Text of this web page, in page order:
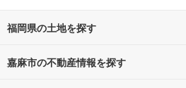
福岡県の土地を探す
路線・駅から探す
嘉麻市の不動産情報を探す